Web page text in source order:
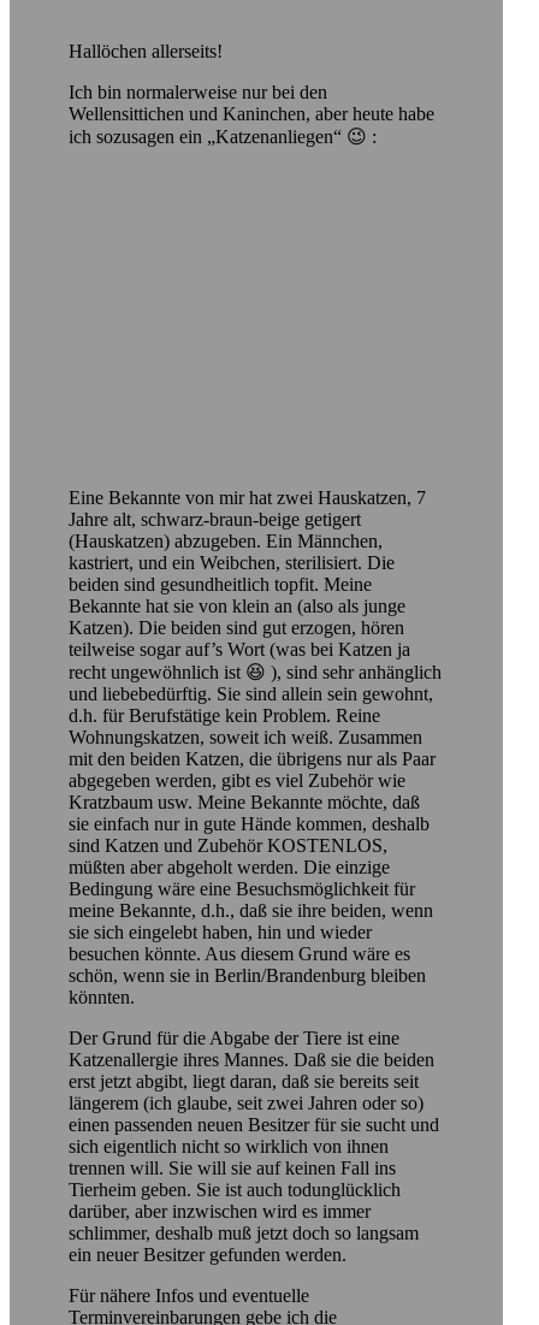
Hallöchen allerseits!
Ich bin normalerweise nur bei den
Wellensittichen und Kaninchen, aber heute habe
ich sozusagen ein „Katzenanliegen“ 😉 :
Eine Bekannte von mir hat zwei Hauskatzen, 7
Jahre alt, schwarz-braun-beige getigert
(Hauskatzen) abzugeben. Ein Männchen,
kastriert, und ein Weibchen, sterilisiert. Die
beiden sind gesundheitlich topfit. Meine
Bekannte hat sie von klein an (also als junge
Katzen). Die beiden sind gut erzogen, hören
teilweise sogar auf’s Wort (was bei Katzen ja
recht ungewöhnlich ist 😆 ), sind sehr anhänglich
und liebebedürftig. Sie sind allein sein gewohnt,
d.h. für Berufstätige kein Problem. Reine
Wohnungskatzen, soweit ich weiß. Zusammen
mit den beiden Katzen, die übrigens nur als Paar
abgegeben werden, gibt es viel Zubehör wie
Kratzbaum usw. Meine Bekannte möchte, daß
sie einfach nur in gute Hände kommen, deshalb
sind Katzen und Zubehör KOSTENLOS,
müßten aber abgeholt werden. Die einzige
Bedingung wäre eine Besuchsmöglichkeit für
meine Bekannte, d.h., daß sie ihre beiden, wenn
sie sich eingelebt haben, hin und wieder
besuchen könnte. Aus diesem Grund wäre es
schön, wenn sie in Berlin/Brandenburg bleiben
könnten.
Der Grund für die Abgabe der Tiere ist eine
Katzenallergie ihres Mannes. Daß sie die beiden
erst jetzt abgibt, liegt daran, daß sie bereits seit
längerem (ich glaube, seit zwei Jahren oder so)
einen passenden neuen Besitzer für sie sucht und
sich eigentlich nicht so wirklich von ihnen
trennen will. Sie will sie auf keinen Fall ins
Tierheim geben. Sie ist auch todunglücklich
darüber, aber inzwischen wird es immer
schlimmer, deshalb muß jetzt doch so langsam
ein neuer Besitzer gefunden werden.
Für nähere Infos und eventuelle
Terminvereinbarungen gebe ich die